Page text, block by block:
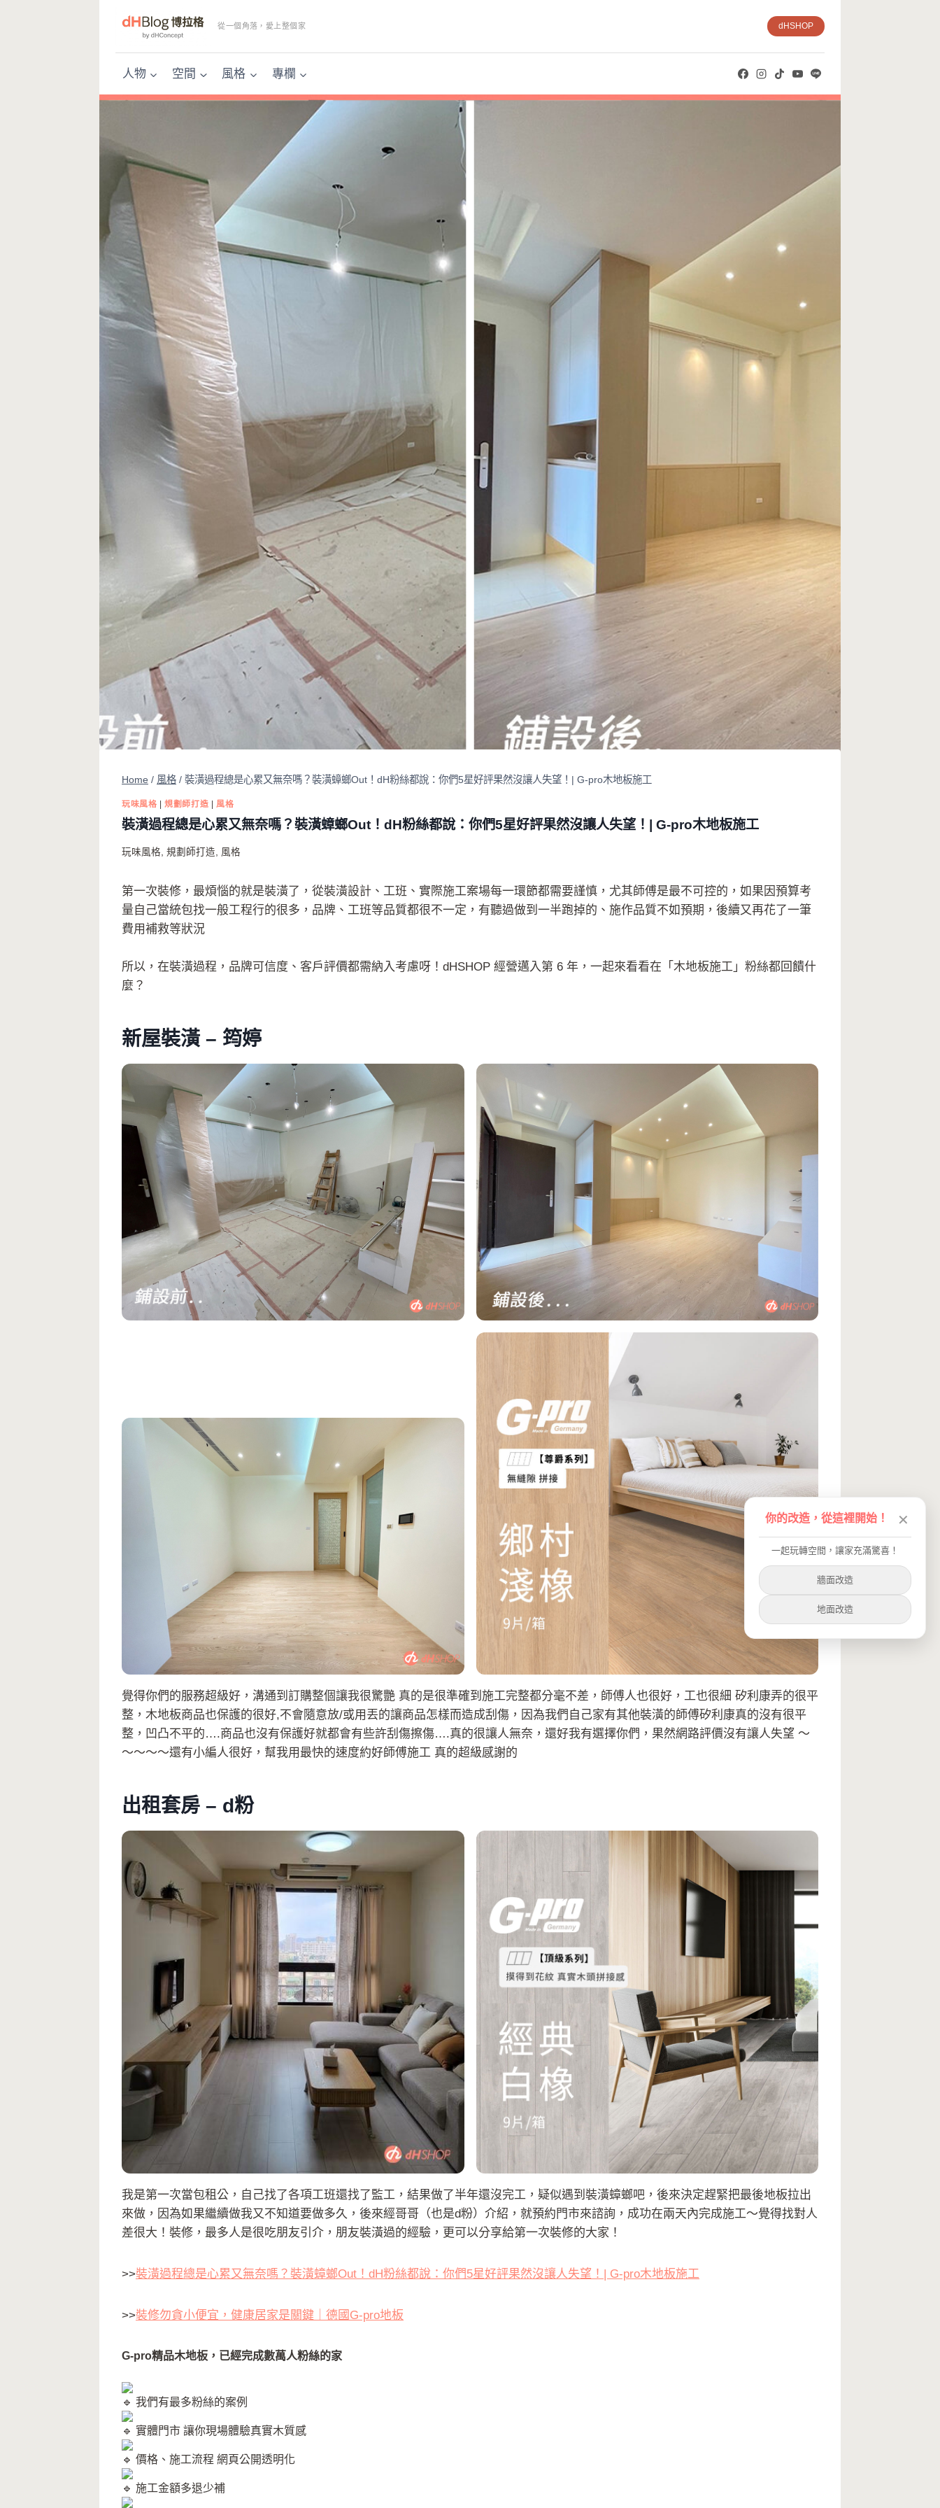
從一個角落，愛上整個家 dHSHOP
人物 空間 風格 專欄
Home / 風格 / 裝潢過程總是心累又無奈嗎？裝潢蟑螂Out！dH粉絲都說：你們5星好評果然沒讓人失望！| G-pro木地板施工
玩味風格 |規劃師打造 風格
裝潢過程總是心累又無奈嗎？裝潢蟑螂Out！dH粉絲都說：你們5星好評果然沒讓人失望！| G-pro木地板施工
玩味風格 規劃師打造 風格
第一次裝修，最煩惱的就是裝潢了，從裝潢設計、工班、實際施工案場每一環節都需要謹慎，尤其師傅是最不可控的，如果因預算考
量自己當統包找一般工程行的很多，品牌、工班等品質都很不一定，有聽過做到一半跑掉的、施作品質不如預期，後續又再花了一筆
費用補救等狀況
所以，在裝潢過程，品牌可信度、客戶評價都需納入考慮呀！dHSHOP 經營邁入第 6 年，一起來看看在「木地板施工」粉絲都回饋什
麼？
新屋裝潢 – 筠婷
覺得你們的服務超級好，溝通到訂購整個讓我很驚艷 真的是很準確到施工完整都分毫不差，師傅人也很好，工也很細 矽利康弄的很平
整，木地板商品也保護的很好,不會隨意放/或用丟的讓商品怎樣而造成刮傷，因為我們自己家有其他裝潢的師傅矽利康真的沒有很平
整，凹凸不平的….商品也沒有保護好就都會有些許刮傷擦傷….真的很讓人無奈，還好我有選擇你們，果然網路評價沒有讓人失望 ～
～～～～還有小編人很好，幫我用最快的速度約好師傅施工 真的超級感謝的
出租套房 – d粉
我是第一次當包租公，自己找了各項工班還找了監工，結果做了半年還沒完工，疑似遇到裝潢蟑螂吧，後來決定趕緊把最後地板拉出
來做，因為如果繼續做我又不知道要做多久，後來經哥哥（也是d粉）介紹，就預約門市來諮詢，成功在兩天內完成施工～覺得找對人
差很大！裝修，最多人是很吃朋友引介，朋友裝潢過的經驗，更可以分享給第一次裝修的大家！
>>裝潢過程總是心累又無奈嗎？裝潢蟑螂Out！dH粉絲都說：你們5星好評果然沒讓人失望！| G-pro木地板施工
>>裝修勿貪小便宜，健康居家是關鍵｜德國G-pro地板
G-pro精品木地板，已經完成數萬人粉絲的家
我們有最多粉絲的案例
實體門市 讓你現場體驗真實木質感
價格、施工流程 網頁公開透明化
施工金額多退少補
你的改造，從這裡開始！ ✕
一起玩轉空間，讓家充滿驚喜！
牆面改造
地面改造